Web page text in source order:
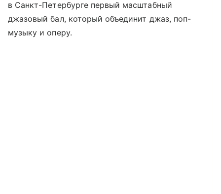
в Санкт-Петербурге первый масштабный
джазовый бал, который объединит джаз, поп-
музыку и оперу.